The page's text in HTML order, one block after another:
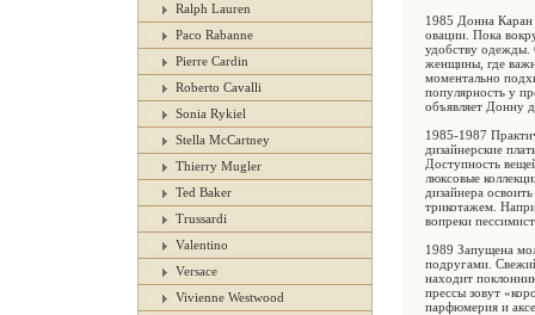
Ralph Lauren
Paco Rabanne
Pierre Cardin
Roberto Cavalli
Sonia Rykiel
Stella McCartney
Thierry Mugler
Ted Baker
Trussardi
Valentino
Versace
Vivienne Westwood
1985 Донна Каран
овации. Пока
удобству одежды.
женщины, где
моментально
популярность у
объявляет Донну
1985-1987
дизайнерские
Доступность
люксовые
дизайнера
трикотажем.
вопреки
1989 Запущена
подругами.
находит
прессы зовут
парфюмерия и